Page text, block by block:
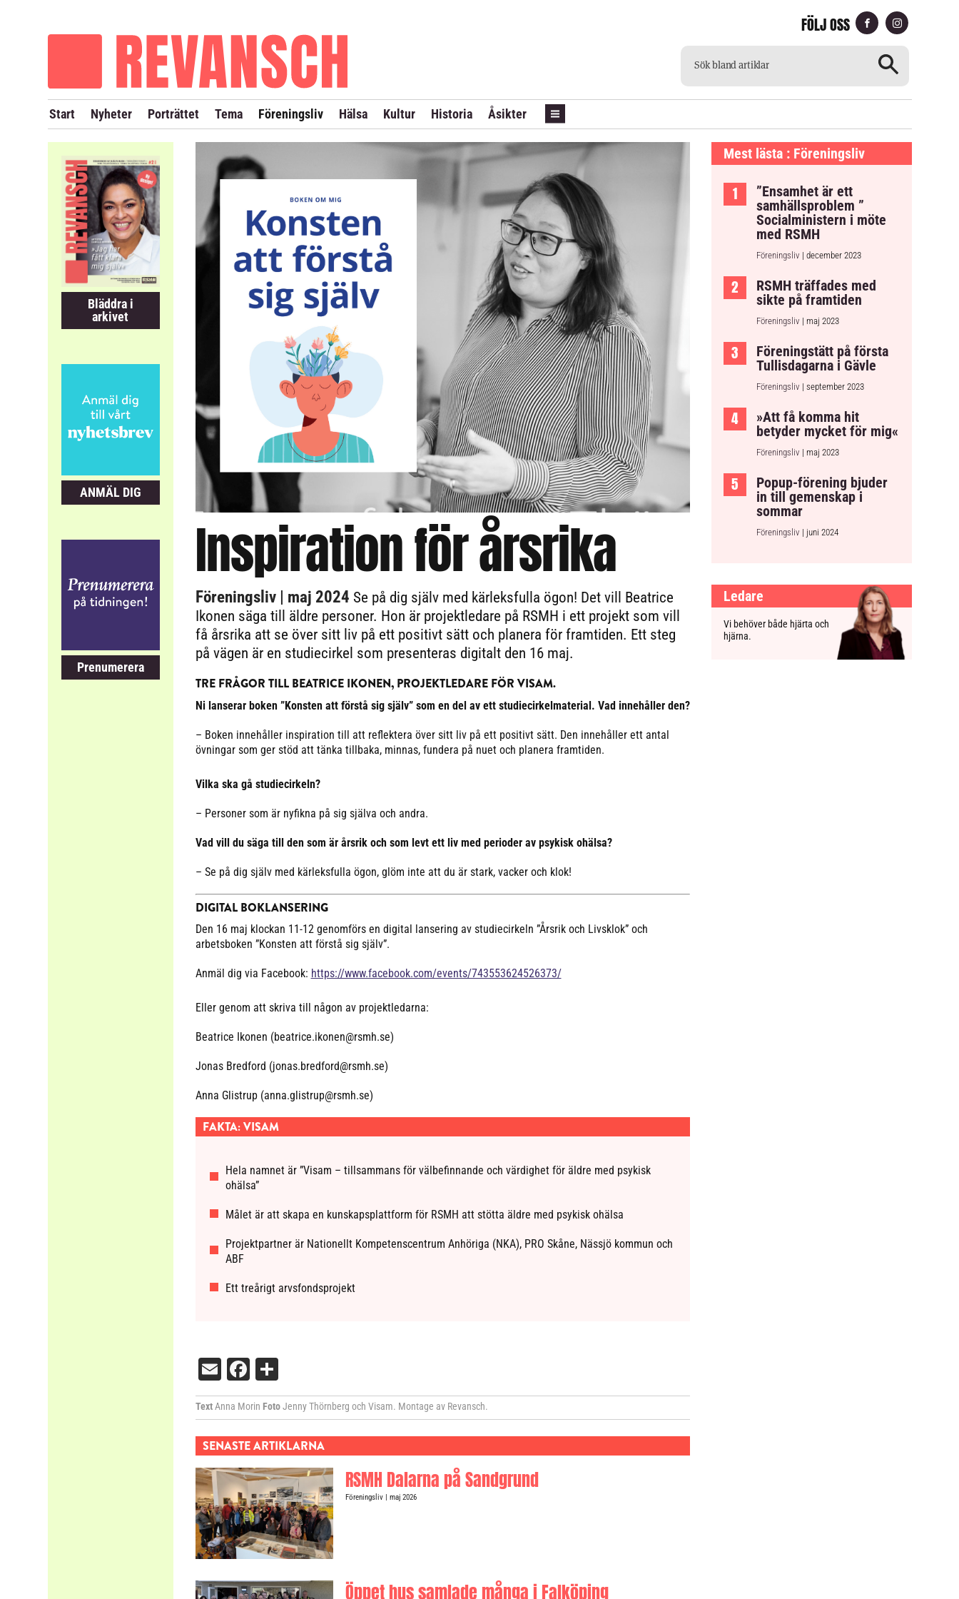
Start Nyheter Porträttet Tema Föreningsliv Hälsa Kultur Historia Åsikter
OM REVANSCH TIDIGARE NUMMER PRENUMERERA ANNONSERA LÖPSEDEL REVANSCH
FÖLJ OSS
Inspiration för årsrika
Föreningsliv| maj 2024 Se på dig själv med kärleksfulla ögon! Det vill Beatrice
Ikonen säga till äldre personer. Hon är projektledare på RSMH i ett projekt som vill
få årsrika att se över sitt liv på ett positivt sätt och planera för framtiden. Ett steg
på vägen är en studiecirkel som presenteras digitalt den 16 maj.
TRE FRÅGOR TILL BEATRICE IKONEN, PROJEKTLEDARE FÖR VISAM.
Ni lanserar boken ”Konsten att förstå sig själv” som en del av ett studiecirkelmaterial. Vad innehåller den?
– Boken innehåller inspiration till att reflektera över sitt liv på ett positivt sätt. Den innehåller ett antal
övningar som ger stöd att tänka tillbaka, minnas, fundera på nuet och planera framtiden.
Vilka ska gå studiecirkeln?
– Personer som är nyfikna på sig själva och andra.
Vad vill du säga till den som är årsrik och som levt ett liv med perioder av psykisk ohälsa?
– Se på dig själv med kärleksfulla ögon, glöm inte att du är stark, vacker och klok!
DIGITAL BOKLANSERING
Den 16 maj klockan 11-12 genomförs en digital lansering av studiecirkeln ”Årsrik och Livsklok” och
arbetsboken ”Konsten att förstå sig själv”.
Anmäl dig via Facebook: https://www.facebook.com/events/743553624526373/
Eller genom att skriva till någon av projektledarna:
Beatrice Ikonen (beatrice.ikonen@rsmh.se)
Jonas Bredford (jonas.bredford@rsmh.se)
Anna Glistrup (anna.glistrup@rsmh.se)
FAKTA: VISAM
Hela namnet är ”Visam – tillsammans för välbefinnande och värdighet för äldre med psykisk
ohälsa”
Målet är att skapa en kunskapsplattform för RSMH att stötta äldre med psykisk ohälsa
Projektpartner är Nationellt Kompetenscentrum Anhöriga (NKA), PRO Skåne, Nässjö kommun och
ABF
Ett treårigt arvsfondsprojekt
EmailFacebook
Dela
TextAnna Morin FotoJenny Thörnberg och Visam. Montage av Revansch.
SENASTE ARTIKLARNA
RSMH Dalarna på Sandgrund
Föreningsliv| maj 2026
Öppet hus samlade många i Falköping
Bläddra i
arkivet
ANMÄL DIG
Prenumerera
Mest lästa : Föreningsliv
”Ensamhet är ett
samhällsproblem ”
Socialministern i möte
med RSMH
Föreningsliv | december 2023
RSMH träffades med
sikte på framtiden
Föreningsliv | maj 2023
Föreningstätt på första
Tullisdagarna i Gävle
Föreningsliv | september 2023
»Att få komma hit
betyder mycket för mig«
Föreningsliv | maj 2023
Popup-förening bjuder
in till gemenskap i
sommar
Föreningsliv | juni 2024
Ledare
Vi behöver både hjärta och
hjärna.